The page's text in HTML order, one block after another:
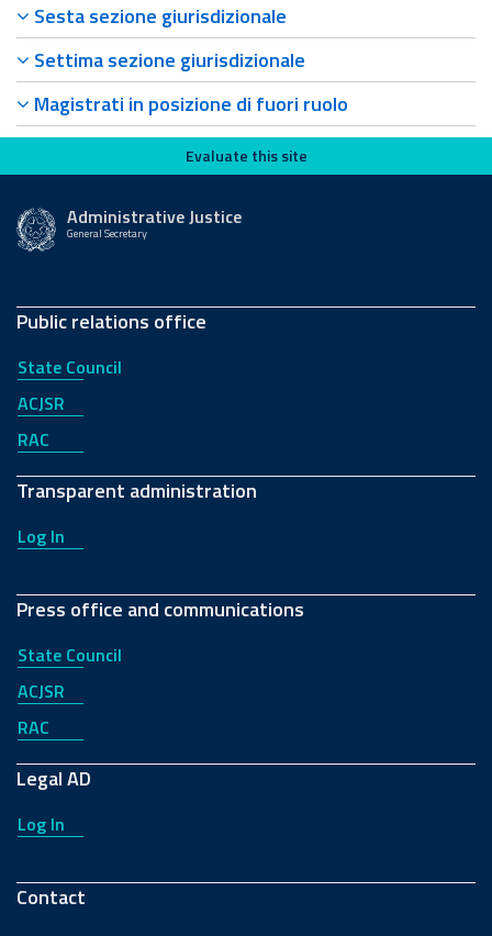
Sesta sezione giurisdizionale
Settima sezione giurisdizionale
Magistrati in posizione di fuori ruolo
Evaluate this siteEvaluate this site
Administrative Justice
General Secretary
Public relations office
State Council
ACJSR
RAC
Transparent administration
Log In
Press office and communications
State Council
ACJSR
RAC
Legal AD
Log In
Contact